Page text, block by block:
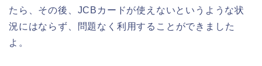
たら、その後、JCBカードが使えないというような状
況にはならず、問題なく利用することができました
よ。